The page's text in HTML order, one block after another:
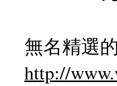
無名精選
http://